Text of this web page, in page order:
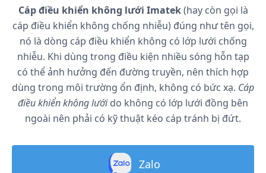
Cáp điều khiển không lưới Imatek(hay còn gọi là
cáp điều khiển không chống nhiễu) đúng như tên gọi,
nó là dòng cáp điều khiển không có lớp lưới chống
nhiễu. Khi dùng trong điều kiện nhiều sóng hỗn tạp
có thể ảnh hưởng đến đường truyền, nên thích hợp
dùng trong môi trường ổn định, không có bức xạ. Cáp
điều khiển không lướido không có lớp lưới đồng bên
ngoài nên phải có kỹ thuật kéo cáp tránh bị đứt.
Zalo